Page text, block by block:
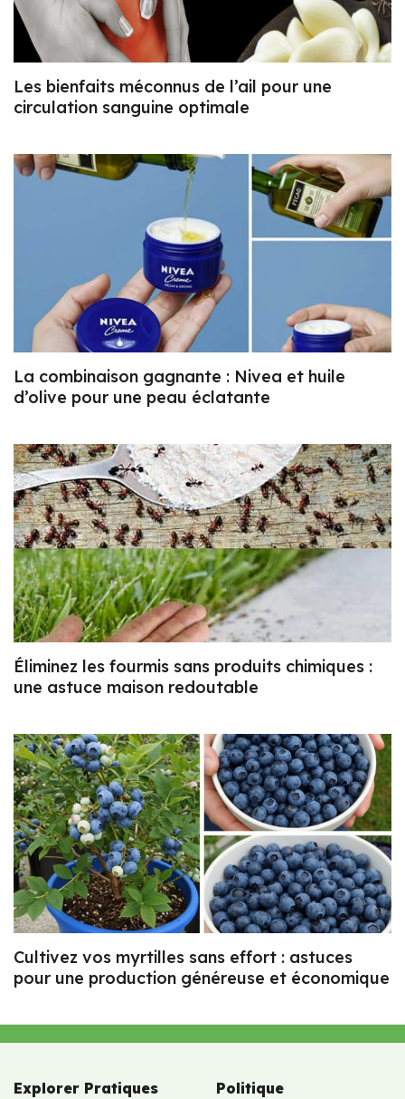
Les bienfaits méconnus de l’ail pour une
circulation sanguine optimale
La combinaison gagnante : Nivea et huile
d’olive pour une peau éclatante
Éliminez les fourmis sans produits chimiques :
une astuce maison redoutable
Cultivez vos myrtilles sans effort : astuces
pour une production généreuse et économique
Explorer Pratiques
Politique